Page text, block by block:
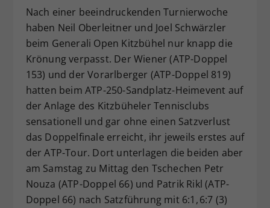
Nach einer beeindruckenden Turnierwoche
haben Neil Oberleitner und Joel Schwärzler
beim Generali Open Kitzbühel nur knapp die
Krönung verpasst. Der Wiener (ATP-Doppel
153) und der Vorarlberger (ATP-Doppel 819)
hatten beim ATP-250-Sandplatz-Heimevent auf
der Anlage des Kitzbüheler Tennisclubs
sensationell und gar ohne einen Satzverlust
das Doppelfinale erreicht, ihr jeweils erstes auf
der ATP-Tour. Dort unterlagen die beiden aber
am Samstag zu Mittag den Tschechen Petr
Nouza (ATP-Doppel 66) und Patrik Rikl (ATP-
Doppel 66) nach Satzführung mit 6:1, 6:7 (3)
Zweck
Dieser Wert speichert Ihre Consent-
Einstellungen. Unter anderem eine
zufällig generierte ID, für die
historische Speicherung Ihrer
vorgenommen Einstellungen, falls der
Webseiten-Betreiber dies eingestellt
hat.